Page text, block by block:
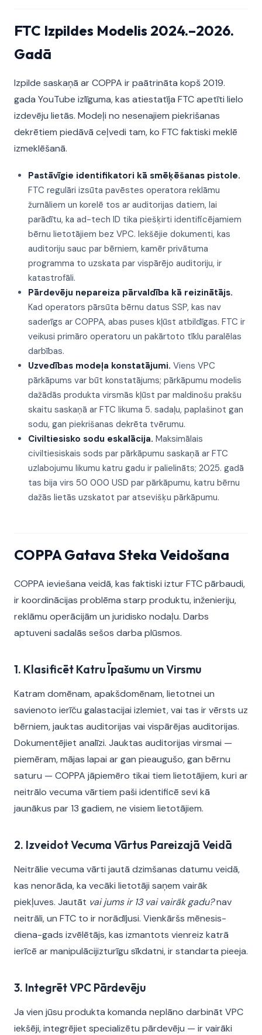
FTC Izpildes Modelis 2024.–2026.
Gadā
Izpilde saskaņā ar COPPA ir paātrināta kopš 2019.
gada YouTube izlīguma, kas atiestatīja FTC apetīti lielo
izdevēju lietās. Modeļi no nesenajiem piekrišanas
dekrētiem piedāvā ceļvedi tam, ko FTC faktiski meklē
izmeklēšanā.
Pastāvīgie identifikatori kā smēķēšanas pistole.
FTC regulāri izsūta pavēstes operatora reklāmu
žurnāliem un korelē tos ar auditorijas datiem, lai
parādītu, ka ad-tech ID tika piešķirti identificējamiem
bērnu lietotājiem bez VPC. Iekšējie dokumenti, kas
auditoriju sauc par bērniem, kamēr privātuma
programma to uzskata par vispārējo auditoriju, ir
katastrofāli.
Pārdevēju nepareiza pārvaldība kā reizinātājs.
Kad operators pārsūta bērnu datus SSP, kas nav
saderīgs ar COPPA, abas puses kļūst atbildīgas. FTC ir
veikusi primāro operatoru un pakārtoto tīklu paralēlas
darbības.
Uzvedības modeļa konstatājumi. Viens VPC
pārkāpums var būt konstatājums; pārkāpumu modelis
dažādās produkta virsmās kļūst par maldinošu prakšu
skaitu saskaņā ar FTC likuma 5. sadaļu, paplašinot gan
sodu, gan piekrišanas dekrēta tvērumu.
Civiltiesisko sodu eskalācija. Maksimālais
civiltiesiskais sods par pārkāpumu saskaņā ar FTC
uzlabojumu likumu katru gadu ir palielināts; 2025. gadā
tas bija virs 50 000 USD par pārkāpumu, katru bērnu
dažās lietās uzskatot par atsevišķu pārkāpumu.
COPPA Gatava Steka Veidošana
COPPA ieviešana veidā, kas faktiski iztur FTC pārbaudi,
ir koordinācijas problēma starp produktu, inženieriju,
reklāmu operācijām un juridisko nodaļu. Darbs
aptuveni sadalās sešos darba plūsmos.
1. Klasificēt Katru Īpašumu un Virsmu
Katram domēnam, apakšdomēnam, lietotnei un
savienoto ierīču galastacijai izlemiet, vai tas ir vērsts uz
bērniem, jauktas auditorijas vai vispārējas auditorijas.
Dokumentējiet analīzi. Jauktas auditorijas virsmai —
piemēram, mājas lapai ar gan pieaugušo, gan bērnu
saturu — COPPA jāpiemēro tikai tiem lietotājiem, kuri ar
neitrālo vecuma vārtiem paši identificē sevi kā
jaunākus par 13 gadiem, ne visiem lietotājiem.
2. Izveidot Vecuma Vārtus Pareizajā Veidā
Neitrālie vecuma vārti jautā dzimšanas datumu veidā,
kas nenorāda, ka vecāki lietotāji saņem vairāk
piekļuves. Jautāt vai jums ir 13 vai vairāk gadu?nav
neitrāli, un FTC to ir norādījusi. Vienkāršs mēnesis-
diena-gads izvēlētājs, kas izmantots vienreiz katrā
ierīcē ar manipulācijizturīgu sīkdatni, ir standarta pieeja.
3. Integrēt VPC Pārdevēju
Ja vien jūsu produkta komanda neplāno darbināt VPC
iekšēji, integrējiet specializētu pārdevēju — ir vairāki